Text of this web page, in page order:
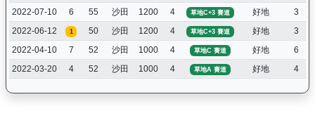
2022-07-10
6 55 沙田 1200 4 草地C+3 賽道 好地 3
2022-06-12
1 50 沙田 1200 4 草地C+3 賽道 好地 3
2022-04-10
7 52 沙田 1000 4 草地C 賽道 好地 6
2022-03-20
4 52 沙田 1000 4 草地A 賽道 好地 4